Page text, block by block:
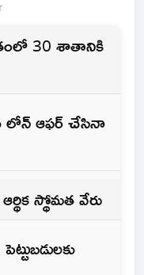
30 శాతానికి
లోన్ ఆఫర్ చేసినా
స్థోమత వేరు